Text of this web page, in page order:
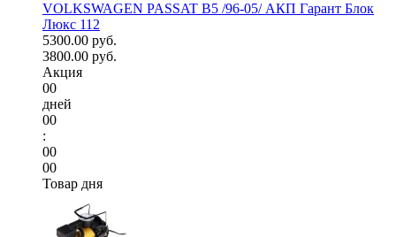
VOLKSWAGEN PASSAT B5 /96-05/ АКП Гарант Блок
Люкс 112
5300.00 руб.
3800.00 руб.
Акция
00
дней
00
:
00
00
Товар дня